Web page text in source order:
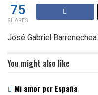
75
SHARES
José Gabriel Barrenechea.
You might also like
Mi amor por España